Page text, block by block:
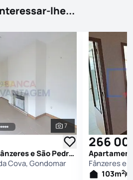
lhe...
Ver todas as
7
Apartamento T2 em Fânzeres e São Pedro da Cova, Gondomar
Cova, Gondomar
266
Fânzeres e
103m2